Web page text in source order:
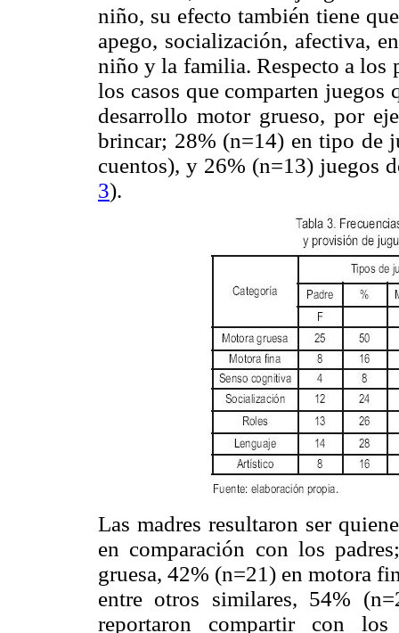
niño, su efecto también tiene
apego, socialización, afectiva,
niño y la familia. Respecto a los
los casos que comparten
desarrollo motor grueso, por
brincar; 28% (n=14) en tipo de
cuentos), y 26% (n=13) juegos
3).
Las madres resultaron ser
en comparación con los
gruesa, 42% (n=21) en motora
entre otros similares, 54%
reportaron compartir con